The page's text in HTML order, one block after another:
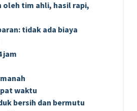
oleh tim ahli, hasil rapi,
tidak ada biaya
jam
waktu
bersih dan bermutu